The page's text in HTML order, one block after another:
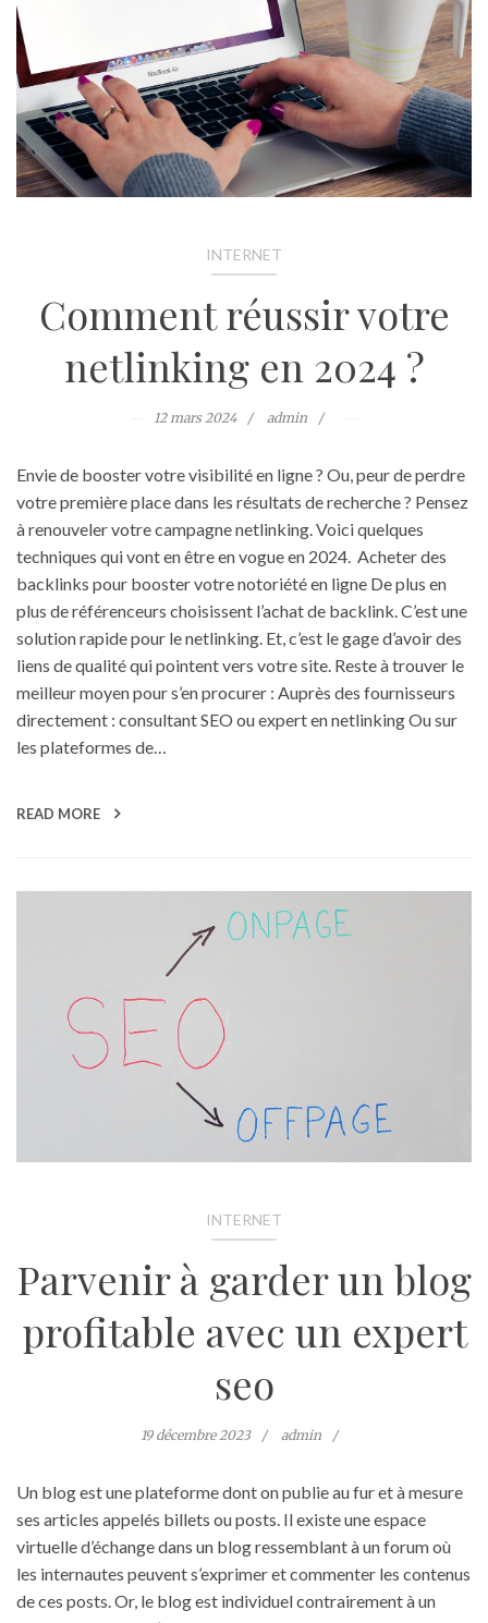
INTERNET
Comment réussir votre
netlinking en 2024 ?
12 mars 2024 admin
Envie de booster votre visibilité en ligne ? Ou, peur de perdre
votre première place dans les résultats de recherche ? Pensez
à renouveler votre campagne netlinking. Voici quelques
techniques qui vont en être en vogue en 2024. Acheter des
backlinks pour booster votre notoriété en ligne De plus en
plus de référenceurs choisissent l’achat de backlink. C’est une
solution rapide pour le netlinking. Et, c’est le gage d’avoir des
liens de qualité qui pointent vers votre site. Reste à trouver le
meilleur moyen pour s’en procurer : Auprès des fournisseurs
directement : consultant SEO ou expert en netlinking Ou sur
les plateformes de…
READ MORE
INTERNET
Parvenir à garder un blog
profitable avec un expert
seo
19 décembre 2023 admin
Un blog est une plateforme dont on publie au fur et à mesure
ses articles appelés billets ou posts. Il existe une espace
virtuelle d’échange dans un blog ressemblant à un forum où
les internautes peuvent s’exprimer et commenter les contenus
de ces posts. Or, le blog est individuel contrairement à un